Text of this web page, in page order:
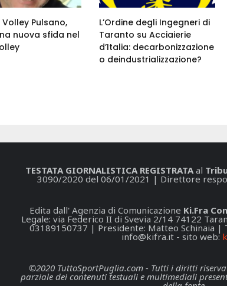
Pulsano,
nuova sfida nel
L’Ordine degli Ingegneri di
Taranto su Acciaierie
d’Italia: decarbonizzazione
o deindustrializzazione?
TESTATA GIORNALISTICA REGISTRATA al
3090/2020 del 06/01/2021 | Direttore
Edita dall' Agenzia di Comunicazione Ki.Fra
Legale: via Federico II di Svevia 2/14 74122
03189150737 | Presidente: Matteo Schinaia |
info@kifra.it - sito web:
©2020 TuttoSportPuglia.com - Tutti i diritti
parziale dei contenuti testuali e multimediali